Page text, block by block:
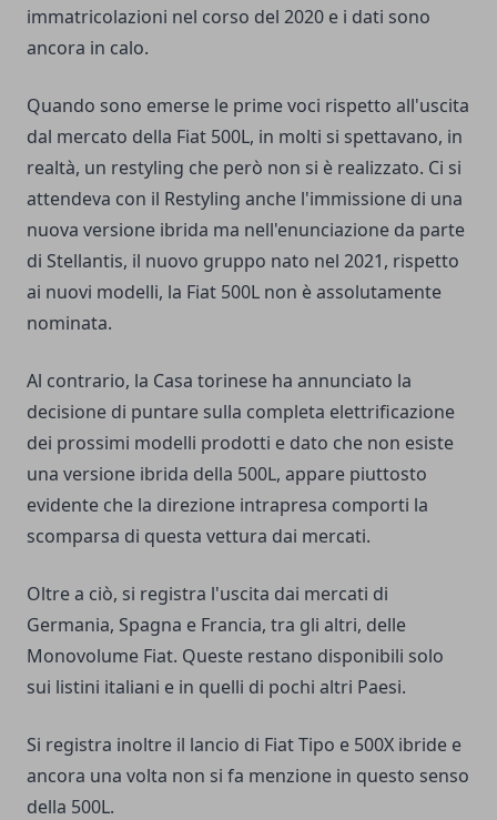
immatricolazioni nel corso del 2020 e i dati sono
ancora in calo.
Quando sono emerse le prime voci rispetto all'uscita
dal mercato della Fiat 500L, in molti si spettavano, in
realtà, un restyling che però non si è realizzato. Ci si
attendeva con il Restyling anche l'immissione di una
nuova versione ibrida ma nell'enunciazione da parte
di Stellantis, il nuovo gruppo nato nel 2021, rispetto
ai nuovi modelli, la Fiat 500L non è assolutamente
nominata.
Al contrario, la Casa torinese ha annunciato la
decisione di puntare sulla completa elettrificazione
dei prossimi modelli prodotti e dato che non esiste
una versione ibrida della 500L, appare piuttosto
evidente che la direzione intrapresa comporti la
scomparsa di questa vettura dai mercati.
Oltre a ciò, si registra l'uscita dai mercati di
Germania, Spagna e Francia, tra gli altri, delle
Monovolume Fiat. Queste restano disponibili solo
sui listini italiani e in quelli di pochi altri Paesi.
Si registra inoltre il lancio di Fiat Tipo e 500X ibride e
ancora una volta non si fa menzione in questo senso
della 500L.